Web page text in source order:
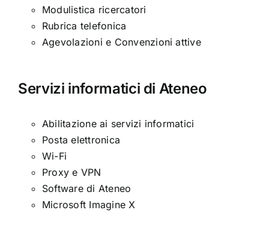
Modulistica ricercatori
Rubrica telefonica
Agevolazioni e Convenzioni attive
Servizi informatici di Ateneo
Abilitazione ai servizi informatici
Posta elettronica
Wi-Fi
Proxy e VPN
Software di Ateneo
Microsoft Imagine X